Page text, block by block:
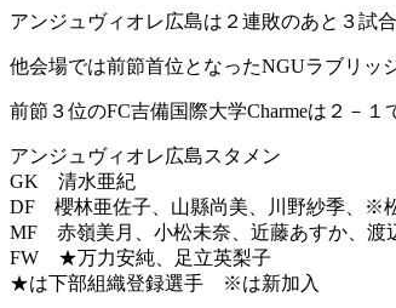
アンジュヴィオレ広島は２連敗のあと３試
他会場では前節首位となったNGUラブリッ
前節３位のFC吉備国際大学Charmeは２－
アンジュヴィオレ広島スタメン
GK 清水亜紀
DF 櫻林亜佐子、山縣尚美、川野紗季、※
MF 赤嶺美月、小松未奈、近藤あすか、渡
FW ★万力安純、足立英梨子
★は下部組織登録選手 ※は新加入